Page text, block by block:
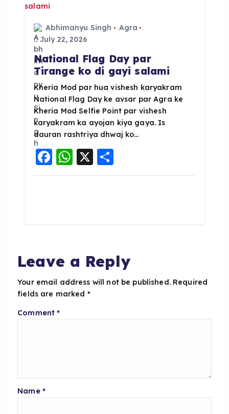
k
Abhimanyu Singh
Agra
July 22, 2026
National Flag Day par
Tirange ko di gayi salami
Kheria Mod par hua vishesh karyakram
National Flag Day ke avsar par Agra ke
Kheria Mod Selfie Point par vishesh
karyakram ka ayojan kiya gaya. Is
dauran rashtriya dhwaj ko…
F
a
o
k
W
h
p
X S
h
Leave a Reply
Your email address will not be published. Required
fields are marked *
Comment*
Name *